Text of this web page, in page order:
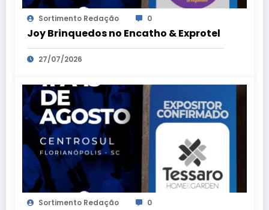
Sortimento Redação 0
Joy Brinquedos no Encatho & Exprotel
27/07/2026
Sortimento Redação 0